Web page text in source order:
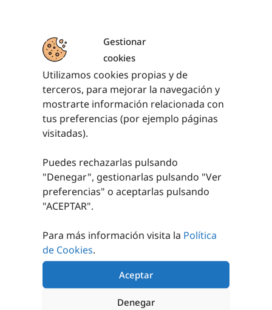
Gestionar
cookies
Utilizamos cookies propias y de
terceros, para mejorar la navegación y
mostrarte información relacionada con
tus preferencias (por ejemplo páginas
visitadas).
Puedes rechazarlas pulsando
"Denegar", gestionarlas pulsando "Ver
preferencias" o aceptarlas pulsando
"ACEPTAR".
Para más información visita la Política
de Cookies.
Aceptar
Denegar
CARRITO
PRODUCTOS RELACIONADOS
CARRO SCOOTER
25,47
SELECCIONAR
ROLLO CUERDA
(51,99€iva incl.)